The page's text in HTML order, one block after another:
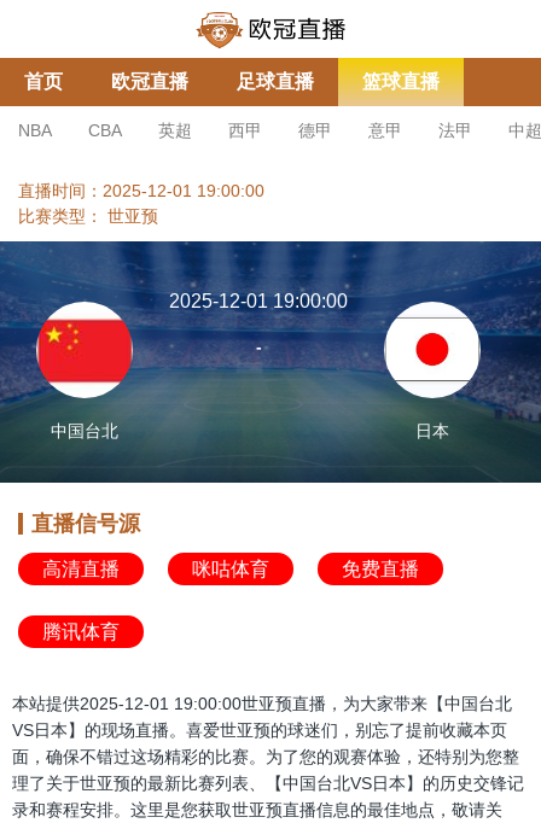
首页 欧冠直播 足球直播 篮球直播
NBA CBA 英超 西甲 德甲 意甲 法甲 中超
直播时间：2025-12-01 19:00:00
比赛类型： 世亚预
中国台北
2025-12-01 19:00:00
-
日本
直播信号源
高清直播 咪咕体育 免费直播
腾讯体育
本站提供2025-12-01 19:00:00世亚预直播，为大家带来【中国台北
VS日本】的现场直播。喜爱世亚预的球迷们，别忘了提前收藏本页
面，确保不错过这场精彩的比赛。为了您的观赛体验，还特别为您整
理了关于世亚预的最新比赛列表、【中国台北VS日本】的历史交锋记
录和赛程安排。这里是您获取世亚预直播信息的最佳地点，敬请关